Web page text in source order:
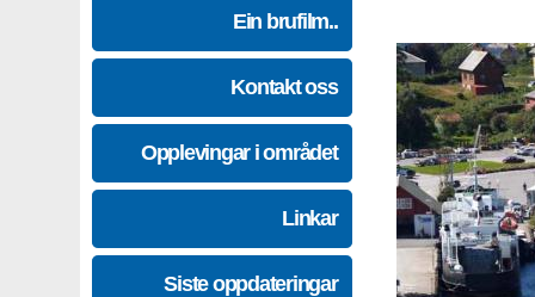
Ein brufilm..
Kontakt oss
Opplevingar i området
Linkar
Siste oppdateringar